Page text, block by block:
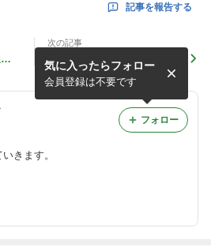
記事を報告する
次の記事
第48回社会人野球日本選手
権東海地区予選 観戦レポー
ト(9月9日)
きます。
気に入ったらフォロー
会員登録は不要です
フォロー